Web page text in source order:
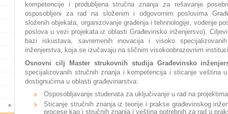
kompetencije i produbljena stručna znanja za rešavanje
osposobljeni za rad na složenim i odgovornim poslovima
složenih objekata, organizovanje građenja i tehnnologije, vođenje
poslova u vezi projekata iz oblasti Građevinsko inženjersvo).
bazi iskustava, savremenih inovacija i visoko
inženjerstva, koja se izučavaju na sličnim visokoobrazovnim
Osnovni cilj Master strukovnih studija Građevinsko
specijalizovanih stručnih znanja i kompetencija i sticanje veština
dostignućima u oblasti građevinarstva:
Osposobljavanje studenata za uključivanje u rad na
Sticanje stručnih znanja iz teorije i prakse građevinskog
procese kao i stručnih znanja i veština potrebnih za rad u